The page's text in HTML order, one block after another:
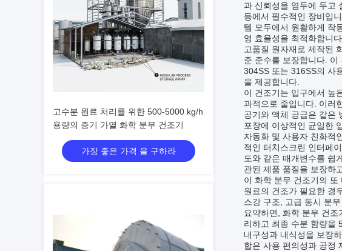
고수분 원료 처리를 위한 500-5000 kg/h
용량의 증기 가열 화학 분무 건조기
가장 좋은 가격 을 구하라
과 신뢰성을 염두에 두고
등에서 필수적인 장비입
템 모두에서 원활하게 작
영 효율성을 최적화합니다.
고품질 원자재로 제작된
준 준수를 보장합니다.
304SS 또는 316SS의 사
을 제공합니다.
이 건조기는 입구에서 높
과적으로 줄입니다. 이러
공기와 액체 공급은 같은
포장에 이상적인 균일한
자동화 및 사용자 친화적
적인 터치스크린 인터페
도와 같은 매개변수를 쉽
관된 제품 품질을 보장하
이 화학 분무 건조기의
원료의 건조가 필요한 경
스강 구조, 고급 동시 분
요약하면, 화학 분무 건
리하고 최종 수분 함량을
내구성과 내식성을 보장
합은 사용 편의성과 공정